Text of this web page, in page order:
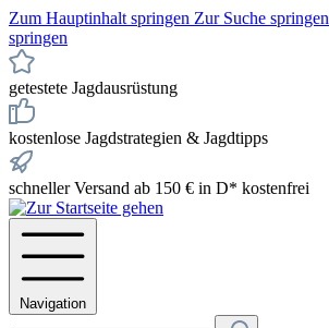
Zum Hauptinhalt springen Zur Suche springen
springen
getestete Jagdausrüstung
kostenlose Jagdstrategien & Jagdtipps
schneller Versand ab 150 € in D* kostenfrei
Navigation